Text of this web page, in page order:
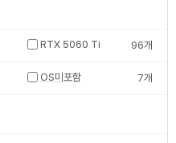
RTX 5060 Ti 96개
OS미포함 7개